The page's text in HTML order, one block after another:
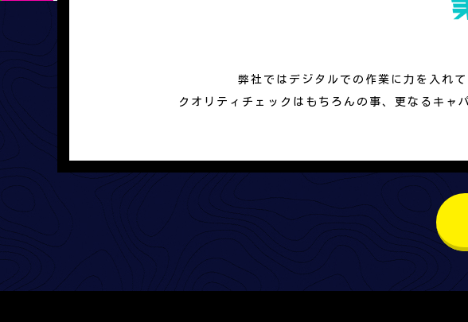
弊社ではデジタルでの作業に力を入れ
クオリティチェックはもちろんの事、更なるキャ